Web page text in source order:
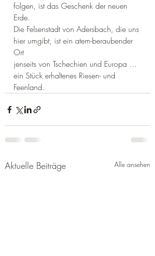
folgen, ist das Geschenk der neuen
Erde.
Die Felsenstadt von Adersbach, die uns
hier umgibt, ist ein atem-beraubender
Ort
jenseits von Tschechien und Europa ...
ein Stück erhaltenes Riesen- und
Feenland.
Aktuelle Beiträge Alle ansehen